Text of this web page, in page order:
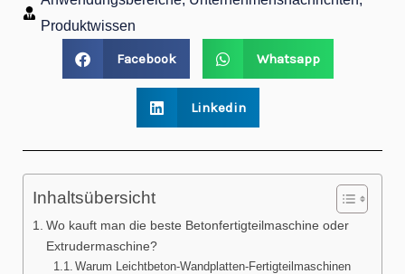
Produktwissen
Facebook Whatsapp
Linkedin
Inhaltsübersicht
Wo kauft man die beste Betonfertigteilmaschine oder
Extrudermaschine?
Warum Leichtbeton-Wandplatten-Fertigteilmaschinen